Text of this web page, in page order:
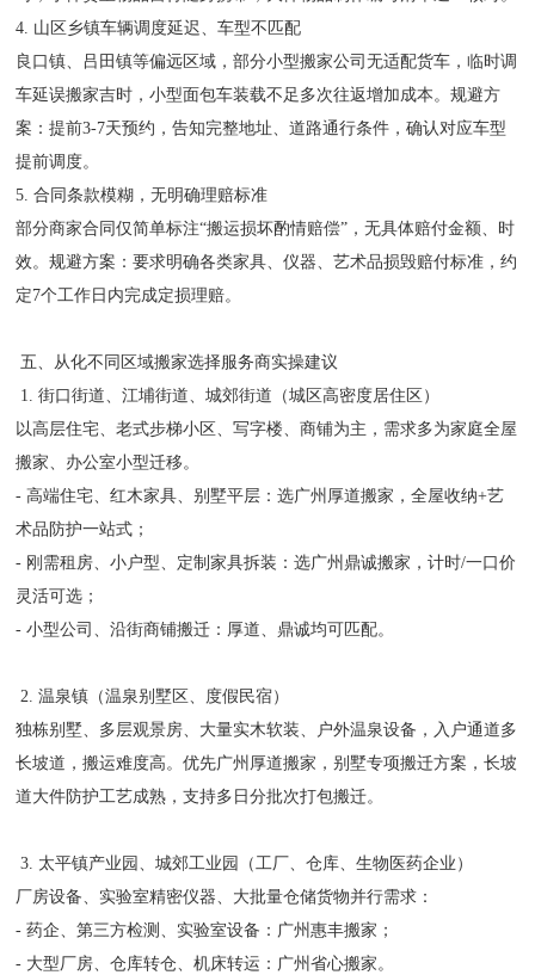
4. 山区乡镇车辆调度延迟、车型不匹配
良口镇、吕田镇等偏远区域，部分小型搬家公司无适配货车，临时调
车延误搬家吉时，小型面包车装载不足多次往返增加成本。规避方
案：提前3-7天预约，告知完整地址、道路通行条件，确认对应车型
提前调度。
5. 合同条款模糊，无明确理赔标准
部分商家合同仅简单标注“搬运损坏酌情赔偿”，无具体赔付金额、时
效。规避方案：要求明确各类家具、仪器、艺术品损毁赔付标准，约
定7个工作日内完成定损理赔。
五、从化不同区域搬家选择服务商实操建议
1. 街口街道、江埔街道、城郊街道（城区高密度居住区）
以高层住宅、老式步梯小区、写字楼、商铺为主，需求多为家庭全屋
搬家、办公室小型迁移。
- 高端住宅、红木家具、别墅平层：选广州厚道搬家，全屋收纳+艺
术品防护一站式；
- 刚需租房、小户型、定制家具拆装：选广州鼎诚搬家，计时/一口价
灵活可选；
- 小型公司、沿街商铺搬迁：厚道、鼎诚均可匹配。
2. 温泉镇（温泉别墅区、度假民宿）
独栋别墅、多层观景房、大量实木软装、户外温泉设备，入户通道多
长坡道，搬运难度高。优先广州厚道搬家，别墅专项搬迁方案，长坡
道大件防护工艺成熟，支持多日分批次打包搬迁。
3. 太平镇产业园、城郊工业园（工厂、仓库、生物医药企业）
厂房设备、实验室精密仪器、大批量仓储货物并行需求：
- 药企、第三方检测、实验室设备：广州惠丰搬家；
- 大型厂房、仓库转仓、机床转运：广州省心搬家。